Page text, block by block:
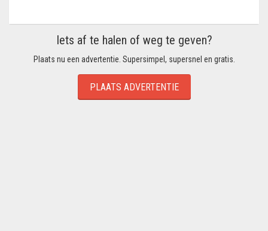
Iets af te halen of weg te geven?
Plaats nu een advertentie. Supersimpel, supersnel en gratis.
PLAATS ADVERTENTIE